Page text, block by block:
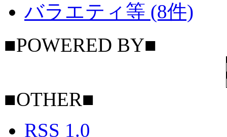
バラエティ等 (8件)
■POWERED BY■
■OTHER■
RSS 1.0